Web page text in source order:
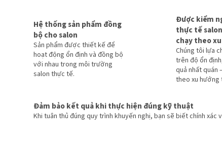
Hệ thống sản phẩm đồng
bộ cho salon
Sản phẩm được thiết kế để
hoạt động ổn định và đồng bộ
với nhau trong môi trường
salon thực tế.
Được kiểm
thực tế
chạy theo
Chúng tôi lựa
trên độ ổn
quả nhất quán
theo xu hướng
Đảm bảo kết quả khi thực hiện đúng kỹ thuật
Khi tuân thủ đúng quy trình khuyến nghị, bạn sẽ biết chính xác